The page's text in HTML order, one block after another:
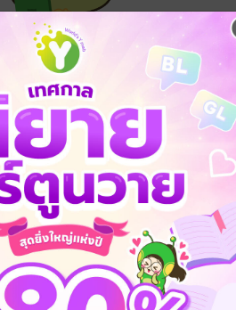
ระบบก่อนดำเนินรายการด้วยค่ะ
ล็อกอินเข้าระบบ